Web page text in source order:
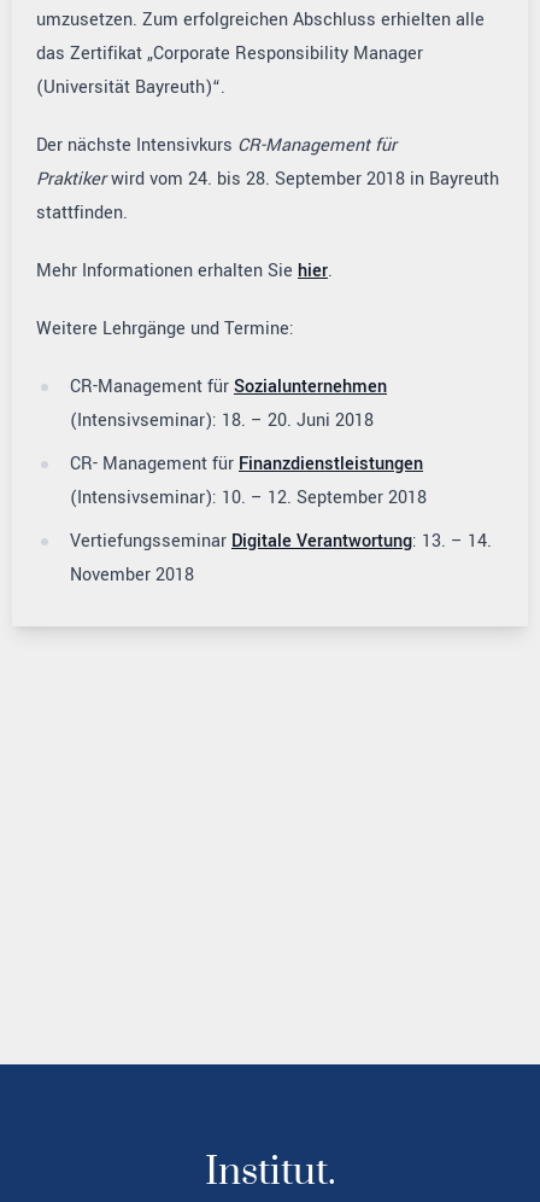
umzusetzen. Zum erfolgreichen Abschluss erhielten alle
das Zertifikat „Corporate Responsibility Manager
(Universität Bayreuth)“.
Der nächste Intensivkurs CR-Management für
Praktikerwird vom 24. bis 28. September 2018 in Bayreuth
stattfinden.
Mehr Informationen erhalten Sie hier.
Weitere Lehrgänge und Termine:
CR-Management fürSozialunternehmen
(Intensivseminar): 18. – 20. Juni 2018
CR- Management für Finanzdienstleistungen
(Intensivseminar): 10. – 12. September 2018
Vertiefungsseminar Digitale Verantwortung: 13. – 14.
November 2018
Institut.